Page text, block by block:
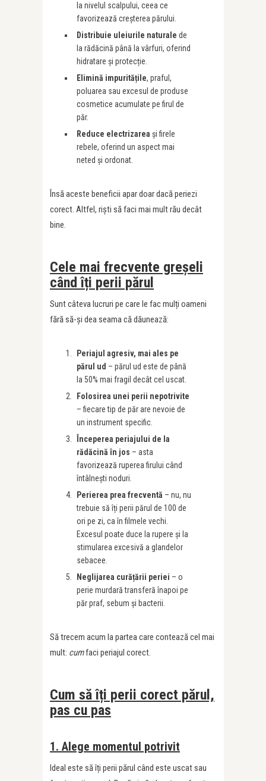
la nivelul scalpului, ceea ce
favorizează creșterea părului.
Distribuie uleiurile naturale de
la rădăcină până la vârfuri, oferind
hidratare și protecție.
Elimină impuritățile, praful,
poluarea sau excesul de produse
cosmetice acumulate pe firul de
păr.
Reduce electrizarea și firele
rebele, oferind un aspect mai
neted și ordonat.
Însă aceste beneficii apar doar dacă periezi
corect. Altfel, riști să faci mai mult rău decât
bine.
Cele mai frecvente greșeli
când îți perii părul
Sunt câteva lucruri pe care le fac mulți oameni
fără să-și dea seama că dăunează:
Periajul agresiv, mai ales pe
părul ud – părul ud este de până
la 50% mai fragil decât cel uscat.
Folosirea unei perii nepotrivite
– fiecare tip de păr are nevoie de
un instrument specific.
Începerea periajului de la
rădăcină în jos – asta
favorizează ruperea firului când
întâlnești noduri.
Perierea prea frecventă – nu, nu
trebuie să îți perii părul de 100 de
ori pe zi, ca în filmele vechi.
Excesul poate duce la rupere și la
stimularea excesivă a glandelor
sebacee.
Neglijarea curățării periei – o
perie murdară transferă înapoi pe
păr praf, sebum și bacterii.
Să trecem acum la partea care contează cel mai
mult: cumfaci periajul corect.
Cum să îți perii corect părul,
pas cu pas
1. Alege momentul potrivit
Ideal este să îți perii părul când este uscat sau